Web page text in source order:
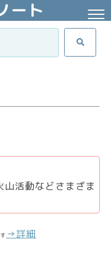
ート
活動などさまざま
→詳細